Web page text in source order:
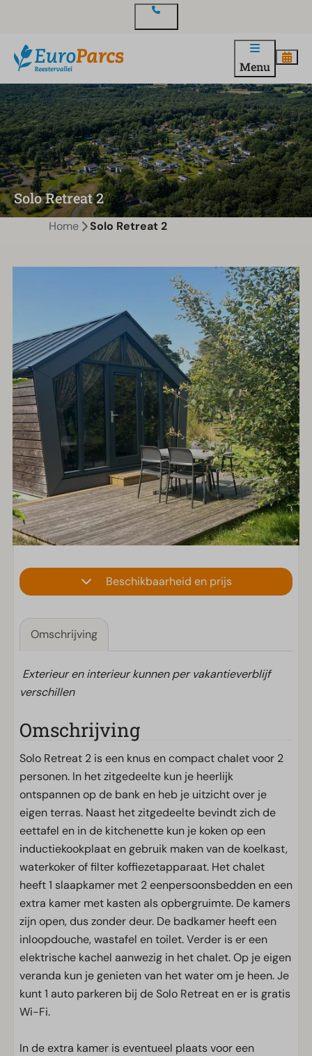
Menu
Solo Retreat 2
Home Solo Retreat 2
Beschikbaarheid en prijs
Omschrijving
Exterieur en interieur kunnen per vakantieverblijf
verschillen
Omschrijving
Solo Retreat 2 is een knus en compact chalet voor 2
personen. In het zitgedeelte kun je heerlijk
ontspannen op de bank en heb je uitzicht over je
eigen terras. Naast het zitgedeelte bevindt zich de
eettafel en in de kitchenette kun je koken op een
inductiekookplaat en gebruik maken van de koelkast,
waterkoker of filter koffiezetapparaat. Het chalet
heeft 1 slaapkamer met 2 eenpersoonsbedden en een
extra kamer met kasten als opbergruimte. De kamers
zijn open, dus zonder deur. De badkamer heeft een
inloopdouche, wastafel en toilet. Verder is er een
elektrische kachel aanwezig in het chalet. Op je eigen
veranda kun je genieten van het water om je heen. Je
kunt 1 auto parkeren bij de Solo Retreat en er is gratis
Wi-Fi.
In de extra kamer is eventueel plaats voor een